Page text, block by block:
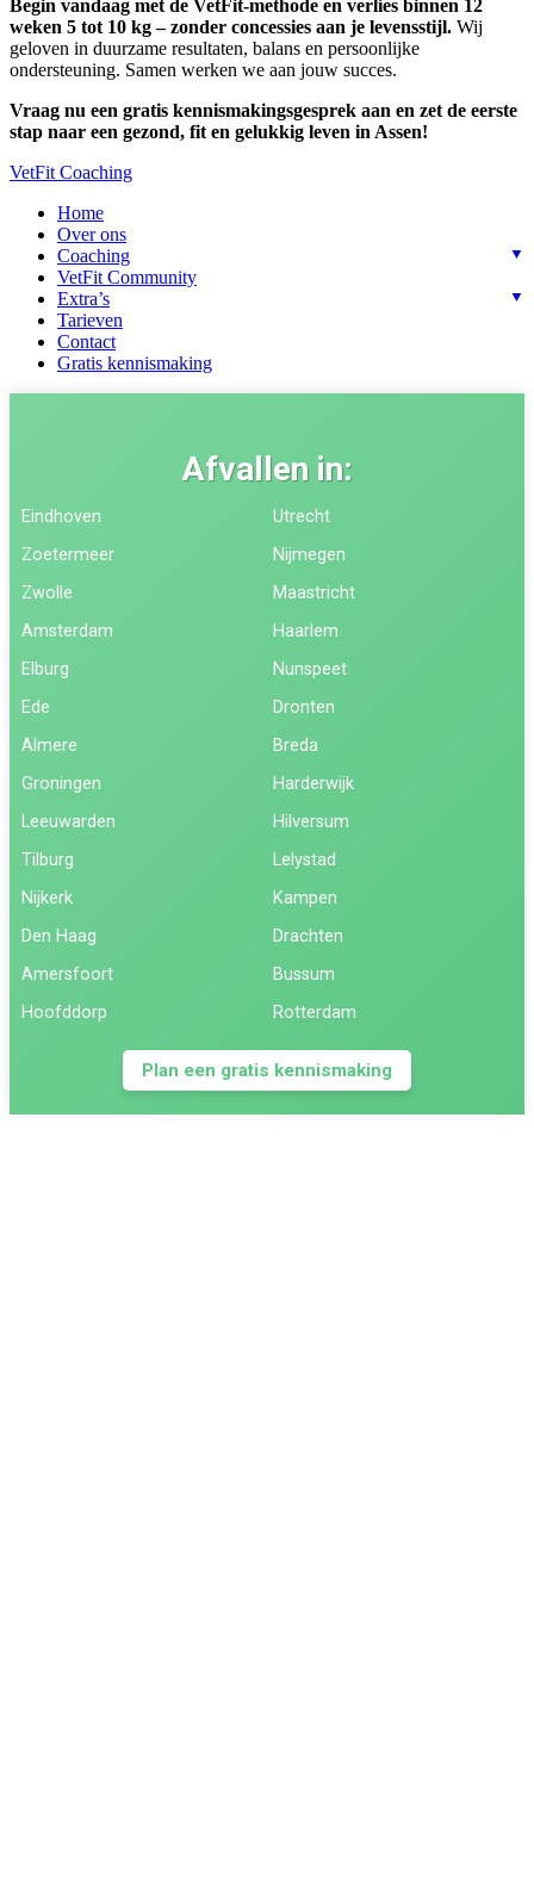
Begin vandaag met de VetFit-methode en verlies binnen 12
weken 5 tot 10 kg – zonder concessies aan je levensstijl. Wij
geloven in duurzame resultaten, balans en persoonlijke
ondersteuning. Samen werken we aan jouw succes.
Vraag nu een gratis kennismakingsgesprek aan en zet de eerste
stap naar een gezond, fit en gelukkig leven in Assen!
VetFit Coaching
Home
Over ons
Coaching
VetFit Community
Extra’s
Tarieven
Contact
Gratis kennismaking
Afvallen in:
Eindhoven
Utrecht
Zoetermeer
Nijmegen
Zwolle
Maastricht
Amsterdam
Haarlem
Elburg
Nunspeet
Ede
Dronten
Almere
Breda
Groningen
Harderwijk
Leeuwarden
Hilversum
Tilburg
Lelystad
Nijkerk
Kampen
Den Haag
Drachten
Amersfoort
Bussum
Hoofddorp
Rotterdam
Plan een gratis kennismaking